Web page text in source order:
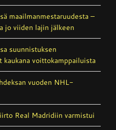
maailman­mestaruudesta –
jo viiden lajin jälkeen
suunnistuksen
kaukana voitto­kamppailuista
vuoden NHL-
Real Madridiin varmistui